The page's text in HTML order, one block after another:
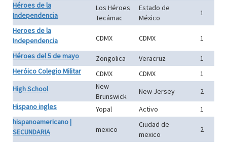
Héroes de la
Independencia
Los Héroes
Tecámac
Estado de
México
1
Heroes de la
Independencia
CDMX CDMX
1
Héroes del 5 de mayo
Zongolica Veracruz
1
Heróico Colegio Militar
CDMX CDMX
1
High School
New
Brunswick
New Jersey
2
Hispano ingles
Yopal Activo
1
hispanoamericano |
SECUNDARIA
mexico
Ciudad de
mexico
2